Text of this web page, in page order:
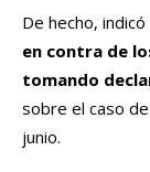
De hecho,
en contra de
tomando
sobre el caso
junio.